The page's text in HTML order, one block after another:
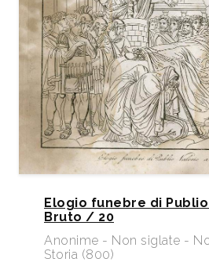
Elogio funebre di Publio
Bruto / 20
Anonime - Non siglate -
Storia (800)